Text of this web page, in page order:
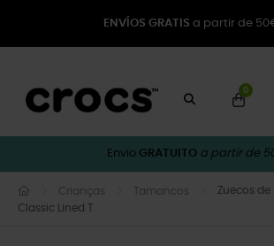
ENVÍOS GRATIS a partir de
0
Envio GRATUITO a partir de
Crianças Tamancos
Zuecos de
Classic Lined T